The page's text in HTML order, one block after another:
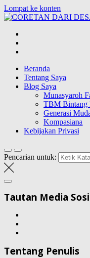
Lompat ke konten
Blog Wong Ndeso yang
Beranda
Tentang Saya
Blog Saya
Munasyaroh
TBM Bintang
Generasi
Kompasiana
Kebijakan Privasi
Pencarian untuk:
Tautan Media
Tentang Penulis